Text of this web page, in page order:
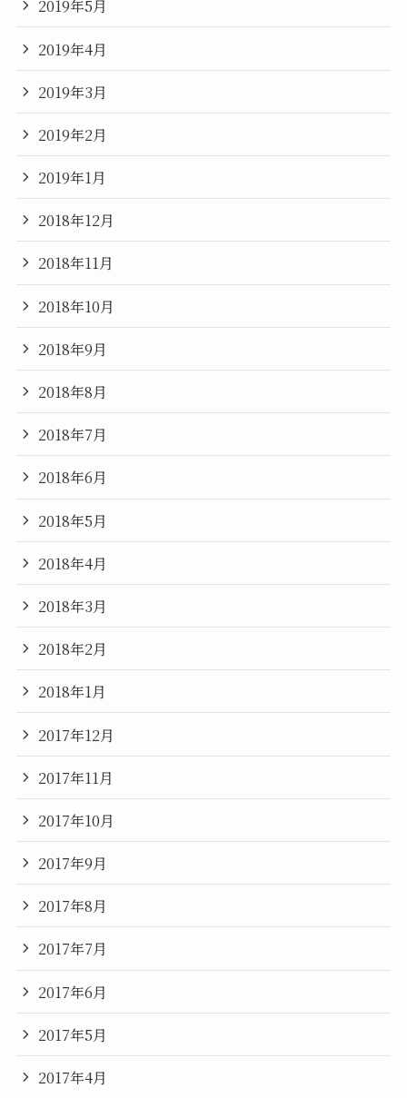
2019年5月
2019年4月
2019年3月
2019年2月
2019年1月
2018年12月
2018年11月
2018年10月
2018年9月
2018年8月
2018年7月
2018年6月
2018年5月
2018年4月
2018年3月
2018年2月
2018年1月
2017年12月
2017年11月
2017年10月
2017年9月
2017年8月
2017年7月
2017年6月
2017年5月
2017年4月